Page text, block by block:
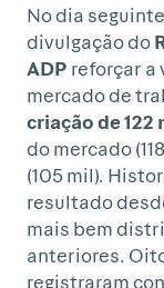
No dia
divulgação do
ADP reforçar a
mercado de
criação de 122
do mercado
(105 mil).
resultado
mais bem
anteriores.
registraram